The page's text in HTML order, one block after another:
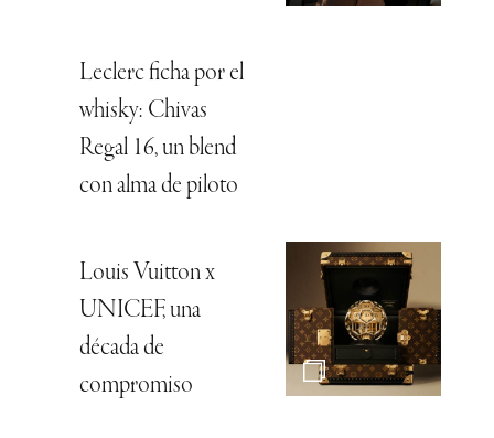
Leclerc ficha por el
whisky: Chivas
Regal 16, un blend
con alma de piloto
Louis Vuitton x
UNICEF, una
década de
compromiso